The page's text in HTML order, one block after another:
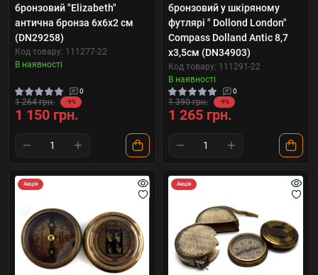
бронзовий "Elizabeth"
антична бронза 6х6х2 см
(DN29258)
Код товару: 111277-22
В наявності
0
1 264 грн. -9%
1 150 грн.
бронзовий у шкіряному
футлярі " Dollond London"
Compass Dolland Antic 8,7
х3,5см (DN34903)
Код товару: 111291-22
В наявності
0
1 390 грн. -9%
1 265 грн.
Акція Акція